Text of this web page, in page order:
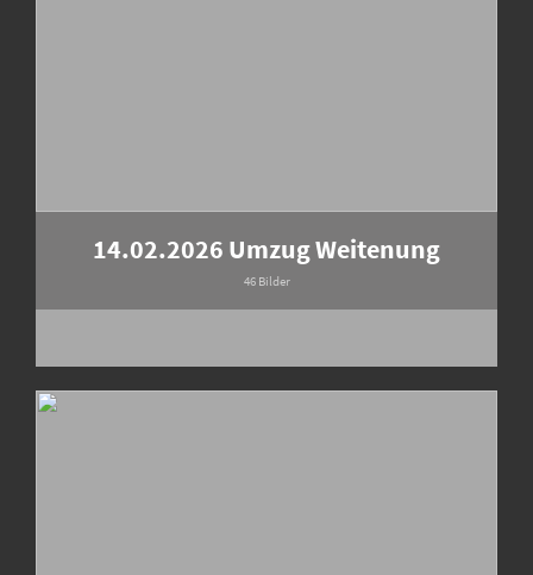
14.02.2026 Umzug Weitenung
46 Bilder